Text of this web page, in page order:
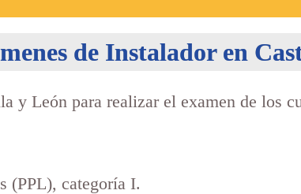
de Instalador en
y León para realizar el examen de los
(PPL), categoría I.